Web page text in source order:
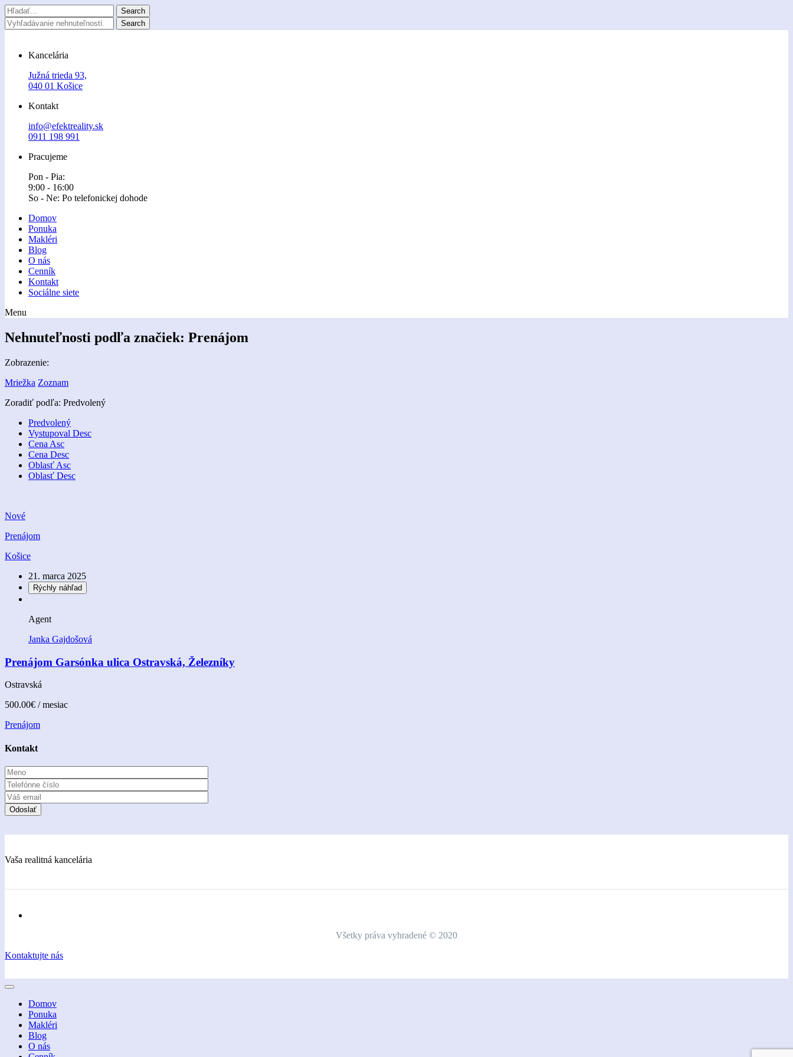
Kancelária
Južná trieda 93,
040 01 Košice
Kontakt
info@efektreality.sk
0911 198 991
Pracujeme
Pon - Pia:
9:00 - 16:00
So - Ne: Po telefonickej dohode
Domov
Ponuka
Makléri
Blog
O nás
Cenník
Kontakt
Sociálne siete
Menu
Nehnuteľnosti podľa značiek: Prenájom
Zobrazenie:
Mriežka Zoznam
Zoradiť podľa: Predvolený
Predvolený
Vystupoval Desc
Cena Asc
Cena Desc
Oblasť Asc
Oblasť Desc
Nové
Prenájom
Košice
21. marca 2025
Rýchly náhľad
Agent
Janka Gajdošová
Prenájom Garsónka ulica Ostravská, Železníky
Ostravská
500.00€ / mesiac
Prenájom
Kontakt
Vaša realitná kancelária
Všetky práva vyhradené © 2020
Kontaktujte nás
Domov
Ponuka
Makléri
Blog
O nás